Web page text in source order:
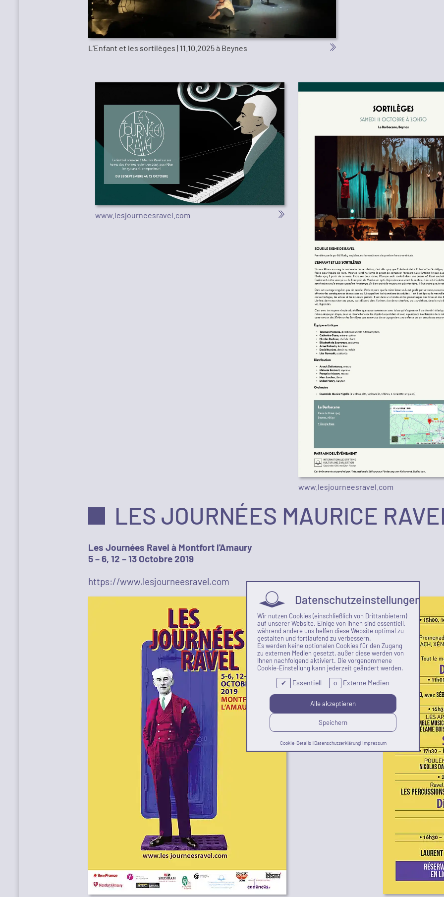
L‘Enfant et les sortilèges | 11.10.2025 à Beynes
www.lesjourneesravel.com
www.lesjourneesravel.com
LES JOURNÉES MAURICE
Les Journées Ravel à Montfort l'Amaury
5 – 6, 12 – 13 Octobre 2019
https://www.lesjourneesravel.com
Datenschutzeinstellungen
Wir nutzen Cookies (einschließlich von Drittanbietern)
auf unserer Website. Einige von ihnen sind essentiell,
während andere uns helfen diese Website optimal zu
gestalten und fortlaufend zu verbessern.
Es werden keine optionalen Cookies für den Zugang
zu externen Medien gesetzt, außer diese werden von
Ihnen nachfolgend aktiviert. Die vorgenommene
Cookie-Einstellung kann jederzeit geändert werden.
✔ Essentiell o Externe Medien
Alle akzeptieren
Speichern
Cookie-Details | Datenschutzerklärung| Impressum